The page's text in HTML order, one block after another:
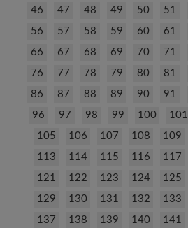
46
47 48 49 50 51
56
57 58 59 60 61
66
67 68 69 70 71
76
77 78 79 80 81
86
87 88 89 90 91
96
97 98 99 100 101
105
106 107 108 109
113
114 115 116 117
121
122 123 124 125
129
130 131 132 133
137
138 139 140 141